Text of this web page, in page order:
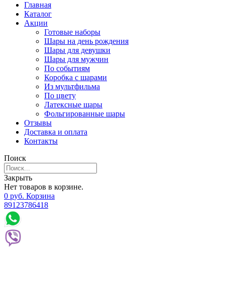
Главная
Каталог
Акции
Готовые наборы
Шары на день рождения
Шары для девушки
Шары для мужчин
По событиям
Коробка с шарами
Из мультфильма
По цвету
Латексные шары
Фольгированные шары
Отзывы
Доставка и оплата
Контакты
Поиск
Закрыть
Нет товаров в корзине.
0 руб. Корзина
89123786418